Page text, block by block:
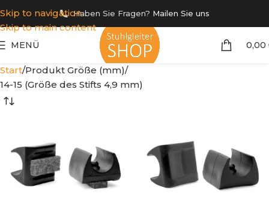
Skip to navigation
Skip to main content
Haben Sie Fragen? Mailen Sie uns
MENÜ 0,00
Start Produkt Größe (mm)
14-15 (Größe des Stifts 4,9 mm)